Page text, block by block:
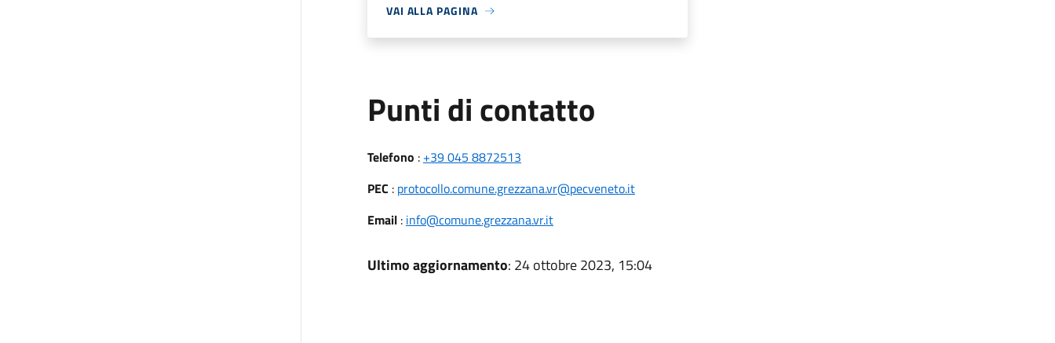
VAI ALLA PAGINA
Punti di contatto
Telefono : +39 045 8872513
PEC : protocollo.comune.grezzana.vr@pecveneto.it
Email: info@comune.grezzana.vr.it
Ultimo aggiornamento: 24 ottobre 2023, 15:04